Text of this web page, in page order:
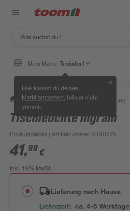
Mein Markt: Troisdorf
Hier kannst du deinen
Markt anpassen , falls er nicht
stimmt.
✕
/ Wohnen & Haushalt / Beleuchtung
Tischleuchte Ingram
Produktdetails | Artikelnummer:9190825
41,99 €
inkl. 19% MwSt.
Lieferung nach Hause
Lieferzeit: ca. 4-5 Werktage